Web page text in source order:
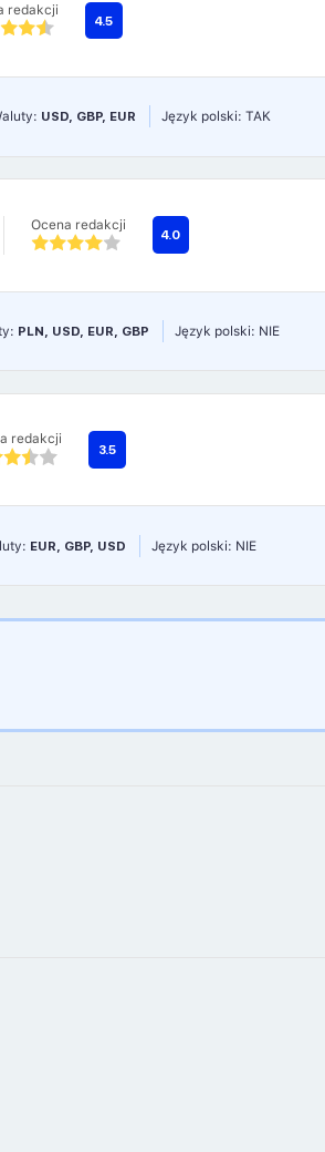
redakcji
4.5
USD, GBP, EUR Język polski: TAK
Ocena redakcji
4.0
PLN, USD, EUR, GBP Język polski: NIE
redakcji
3.5
EUR, GBP, USD Język polski: NIE